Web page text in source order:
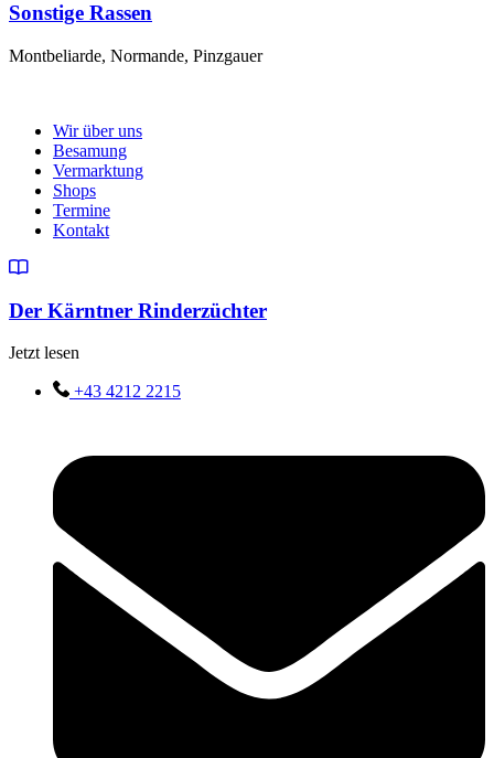
Sonstige Rassen
Montbeliarde, Normande, Pinzgauer
Wir über uns
Besamung
Vermarktung
Shops
Termine
Kontakt
Der Kärntner Rinderzüchter
Jetzt lesen
+43 4212 2215